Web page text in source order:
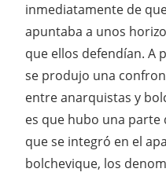
inmediatamente de
apuntaba a unos
que ellos defendían. A
se produjo una
entre anarquistas y
es que hubo una
que se integró en el
bolchevique, los